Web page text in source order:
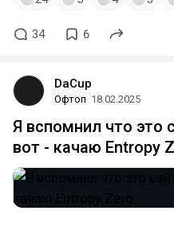
34 6
DaCup
Офтоп 18.02.2025
Я вспомнил что это
вот - качаю Entropy